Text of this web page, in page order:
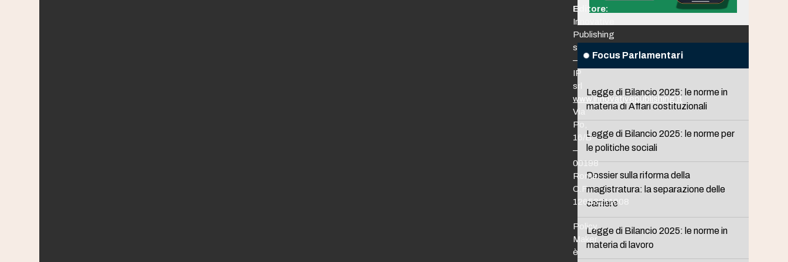
Focus Parlamentari
Legge di Bilancio 2025: le norme in
materia di Affari costituzionali
Legge di Bilancio 2025: le norme per
le politiche sociali
Dossier sulla riforma della
magistratura: la separazione delle
carriere
Legge di Bilancio 2025: le norme in
materia di lavoro
Editore:
Innovative
Publishing
srl
–
IP
srl
www.innovativepublishing.it
Via
Po,
16/B
–
00198
Roma
C.F.
12653211008
Policy
Maker
è